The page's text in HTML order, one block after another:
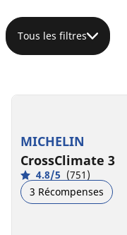
Tous les filtres
MICHELIN
CrossClimate 3
4.8/5 (751)
3 Récompenses